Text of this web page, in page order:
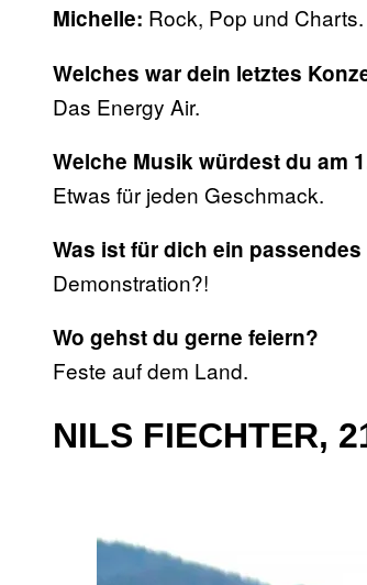
Michelle: Rock, Pop und Charts.
Welches war dein letztes
Das Energy Air.
Welche Musik würdest du am
Etwas für jeden Geschmack.
Was ist für dich ein
Demonstration?!
Wo gehst du gerne feiern?
Feste auf dem Land.
NILS FIECHTER,